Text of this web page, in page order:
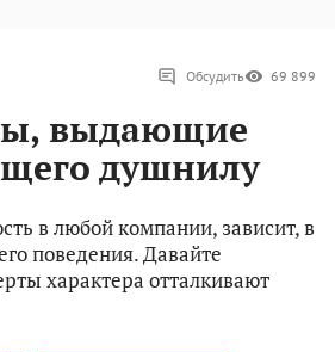
Обсудить 69 899
выдающие
душнилу
в любой компании, зависит, в
поведения. Давайте
характера отталкивают